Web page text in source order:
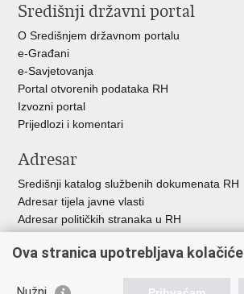
FacebookuTwitteru
Središnji državni portal
O Središnjem državnom portalu
e-Građani
e-Savjetovanja
Portal otvorenih podataka RH
Izvozni portal
Prijedlozi i komentari
Adresar
Središnji katalog službenih dokumenata RH
Adresar tijela javne vlasti
Adresar političkih stranaka u RH
Besplatni telefoni javne uprave
Ova stranica upotrebljava kolačiće